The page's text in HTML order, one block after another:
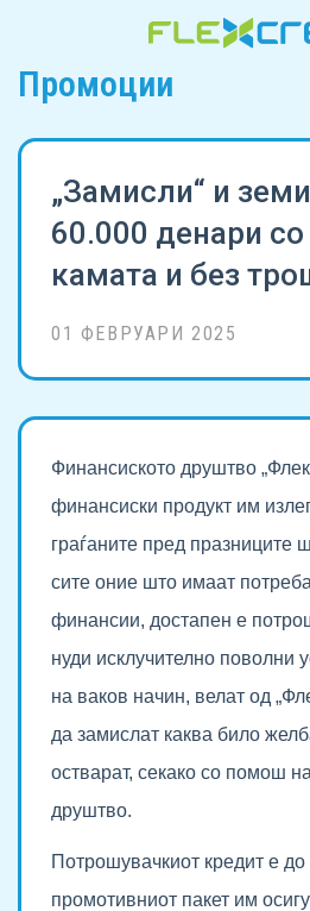
Промоции
„Замисли“ и
60.000 денари
камата и без
01 ФЕВРУАРИ 2025
Финансиското друштво
финансиски продукт им
граѓаните пред празниците
сите оние што имаат
финансии, достапен е
нуди исклучително поволни
на ваков начин, велат од
да замислат каква било
остварат, секако со помош
друштво.
Потрошувачкиот кредит е
промотивниот пакет им